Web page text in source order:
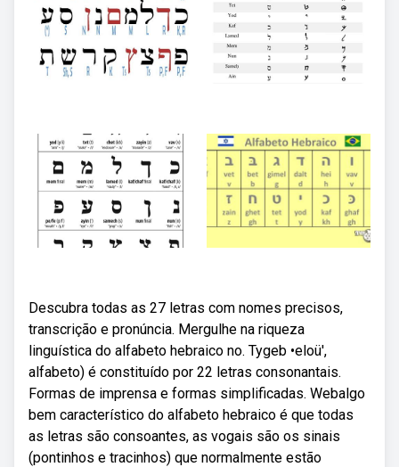
Descubra todas as 27 letras com nomes precisos,
transcrição e pronúncia. Mergulhe na riqueza
linguística do alfabeto hebraico no. Tygeb •eloü',
alfabeto) é constituído por 22 letras consonantais.
Formas de imprensa e formas simplificadas. Webalgo
bem característico do alfabeto hebraico é que todas
as letras são consoantes, as vogais são os sinais
(pontinhos e tracinhos) que normalmente estão